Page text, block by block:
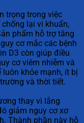
trọng trong việc
lại vi khuẩn,
phẩm hỗ trợ tăng
cơ mắc các bệnh
D3 còn giúp điều
cơ viêm nhiễm và
luôn khỏe mạnh, ít bị
và thời tiết.
thay vì lắng
giảm nguy cơ xơ
Thành phần này hỗ